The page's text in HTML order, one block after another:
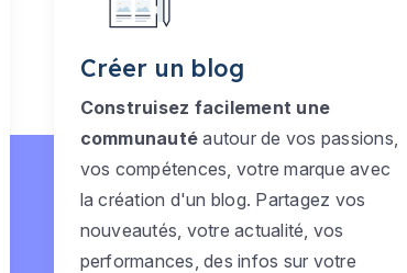
Créer un blog
Construisez facilement une
communauté autour de vos passions,
vos compétences, votre marque avec
la création d'un blog. Partagez vos
nouveautés, votre actualité, vos
performances, des infos sur votre